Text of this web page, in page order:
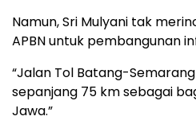
Namun, Sri Mulyani tak
APBN untuk pembangunan
“Jalan Tol Batang-
sepanjang 75 km sebagai
Jawa.”